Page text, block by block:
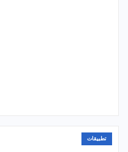
تطبيقات